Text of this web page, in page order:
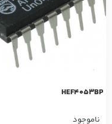
HEF4053BP
ناموجود